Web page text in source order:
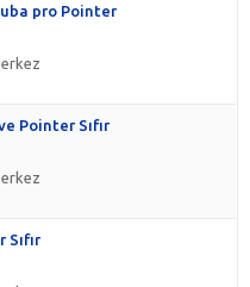
pro Pointer
Pointer Sıfır
Sıfır